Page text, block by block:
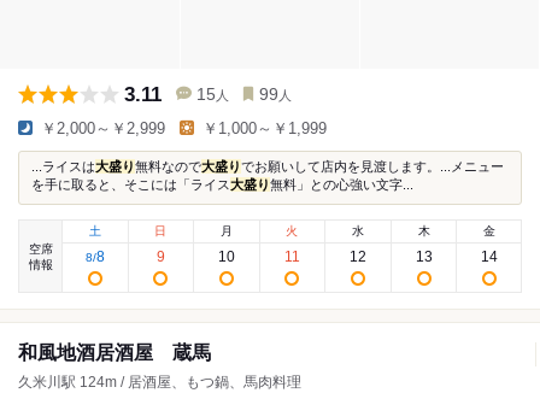
3.11 15 人 99 人
￥2,000～￥2,999 ￥1,000～￥1,999
...ライスは大盛り無料なので大盛りでお願いして店内を見渡します。...メニュー
を手に取ると、そこには「ライス大盛り無料」との心強い文字...
空席
情報
土
8/8
日
9
月
10
火
11
水
12
木
13
金
14
和風地酒居酒屋 蔵馬
久米川駅 124m / 居酒屋、もつ鍋、馬肉料理